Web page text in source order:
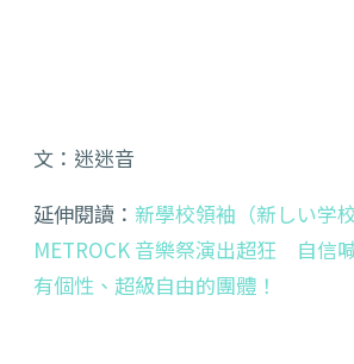
文：迷迷音
延伸閱讀： 新學校領袖（新しい学
METROCK 音樂祭演出超狂 自信
有個性、超級自由的團體！